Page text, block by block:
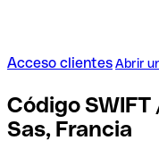
Acceso clientesAbrir
Código SWIFT
Sas, Francia